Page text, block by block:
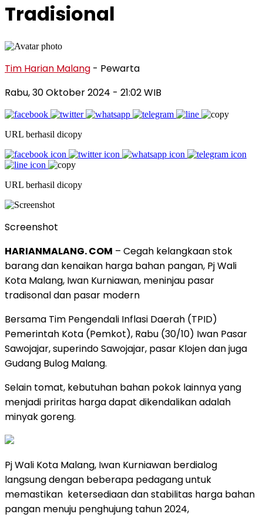
Tradisional
Tim Harian Malang - Pewarta
Rabu, 30 Oktober 2024 - 21:02 WIB
URL berhasil dicopy
URL berhasil dicopy
Screenshot
HARIANMALANG. COM – Cegah kelangkaan stok
barang dan kenaikan harga bahan pangan, Pj Wali
Kota Malang, Iwan Kurniawan, meninjau pasar
tradisonal dan pasar modern
Bersama Tim Pengendali Inflasi Daerah (TPID)
Pemerintah Kota (Pemkot), Rabu (30/10) Iwan Pasar
Sawojajar, superindo Sawojajar, pasar Klojen dan juga
Gudang Bulog Malang.
Selain tomat, kebutuhan bahan pokok lainnya yang
menjadi priritas harga dapat dikendalikan adalah
minyak goreng.
Pj Wali Kota Malang, Iwan Kurniawan berdialog
langsung dengan beberapa pedagang untuk
memastikan ketersediaan dan stabilitas harga bahan
pangan menuju penghujung tahun 2024,